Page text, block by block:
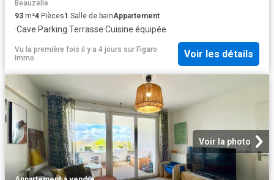
Beauzelle
93 m²4 Pièces1 Salle de bainAppartement
·Cave·Parking·Terrasse·Cuisine équipée
Vu la première fois il y a 4 jours sur Figaro
Immo
Voir les détails
Voir la photo